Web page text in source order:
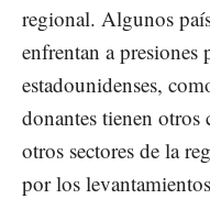
regional. Algunos
enfrentan a presiones
estadounidenses,
donantes tienen
otros sectores de la
por los